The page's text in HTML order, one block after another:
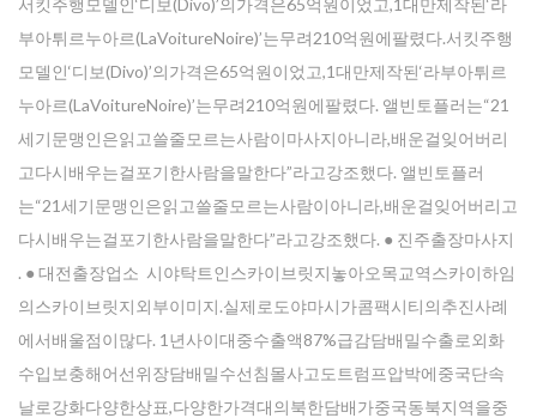
서킷주행모델인‘디보(Divo)’의가격은65억원이었고,1대만제작된‘라
부아튀르누아르(LaVoitureNoire)’는무려210억원에팔렸다.서킷주행
모델인‘디보(Divo)’의가격은65억원이었고,1대만제작된‘라부아튀르
누아르(LaVoitureNoire)’는무려210억원에팔렸다. 앨빈토플러는“21
세기문맹인은읽고쓸줄모르는사람이마사지아니라,배운걸잊어버리
고다시배우는걸포기한사람을말한다”라고강조했다. 앨빈토플러
는“21세기문맹인은읽고쓸줄모르는사람이아니라,배운걸잊어버리고
다시배우는걸포기한사람을말한다”라고강조했다. ● 진주출장마사지
. ● 대전출장업소 시야탁트인스카이브릿지놓아오목교역스카이하임
의스카이브릿지외부이미지.실제로도야마시가콤팩시티의추진사례
에서배울점이많다. 1년사이대중수출액87%급감담배밀수출로외화
수입보충해어선위장담배밀수선침몰사고도트럼프압박에중국단속
날로강화다양한상표,다양한가격대의북한담배가중국동북지역을중